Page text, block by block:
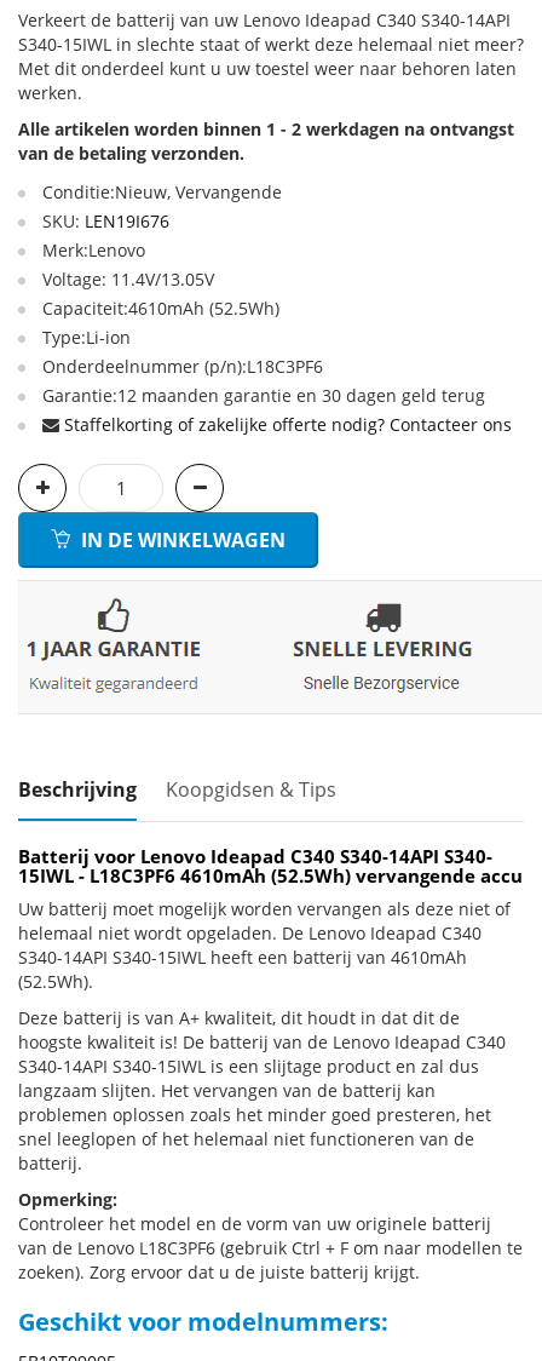
Verkeert de batterij van uw Lenovo Ideapad C340 S340-14API
S340-15IWL in slechte staat of werkt deze helemaal niet meer?
Met dit onderdeel kunt u uw toestel weer naar behoren laten
werken.
Alle artikelen worden binnen 1 - 2 werkdagen na ontvangst
van de betaling verzonden.
Conditie:Nieuw, Vervangende
SKU: LEN19I676
Merk:Lenovo
Voltage: 11.4V/13.05V
Capaciteit:4610mAh (52.5Wh)
Type:Li-ion
Onderdeelnummer (p/n):L18C3PF6
Garantie:12 maanden garantie en 30 dagen geld terug
Staffelkorting of zakelijke offerte nodig? Contacteer ons
IN DE WINKELWAGEN
Beschrijving Koopgidsen & Tips
Batterij voor Lenovo Ideapad C340 S340-14API S340-
15IWL - L18C3PF6 4610mAh (52.5Wh) vervangende accu
Uw batterij moet mogelijk worden vervangen als deze niet of
helemaal niet wordt opgeladen. De Lenovo Ideapad C340
S340-14API S340-15IWL heeft een batterij van 4610mAh
(52.5Wh).
Deze batterij is van A+ kwaliteit, dit houdt in dat dit de
hoogste kwaliteit is! De batterij van de Lenovo Ideapad C340
S340-14API S340-15IWL is een slijtage product en zal dus
langzaam slijten. Het vervangen van de batterij kan
problemen oplossen zoals het minder goed presteren, het
snel leeglopen of het helemaal niet functioneren van de
batterij.
Opmerking:
Controleer het model en de vorm van uw originele batterij
van de Lenovo L18C3PF6 (gebruik Ctrl + F om naar modellen te
zoeken). Zorg ervoor dat u de juiste batterij krijgt.
Geschikt voor modelnummers: